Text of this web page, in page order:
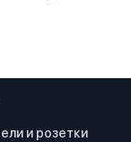
и розетки